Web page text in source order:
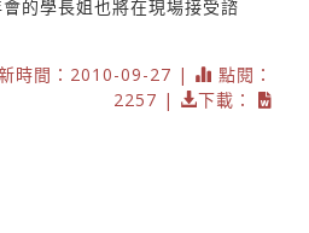
的學長姐也將在現場接受諮
時間：2010-09-27 |
點閱：
2257 |
下載：